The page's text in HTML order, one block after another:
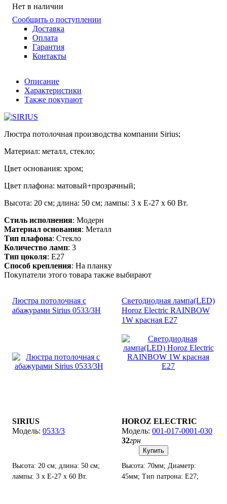
Нет в наличии
Сообщить о поступлении
Доставка
Оплата
Гарантия
Контакты
Описание
Характеристики
Также покупают
Люстра потолочная производства компании Sirius;
Материал: металл, стекло;
Цвет основания: хром;
Цвет плафона: матовый+прозрачный;
Высота: 20 см; длина: 50 см; лампы: 3 х Е-27 х 60 Вт.
Стиль исполнения: Модерн
Материал основания: Металл
Тип плафона: Стекло
Количество ламп: 3
Тип цоколя: E27
Способ крепления: На планку
Покупатели этого товара также выбирают
Люстра потолочная с
абажурами Sirius 0533/3H
SIRIUS
0533/3
Высота: 20 см; длина: 50 см;
лампы: 3 х Е-27 х 60 Вт.
Светодиодная лампа(LED)
Horoz Electric RAINBOW
1W красная Е27
HOROZ ELECTRIC
001-017-0001-030
32грн
Купить
Высота: 70мм; Диаметр:
45мм; Тип патрона: E27;